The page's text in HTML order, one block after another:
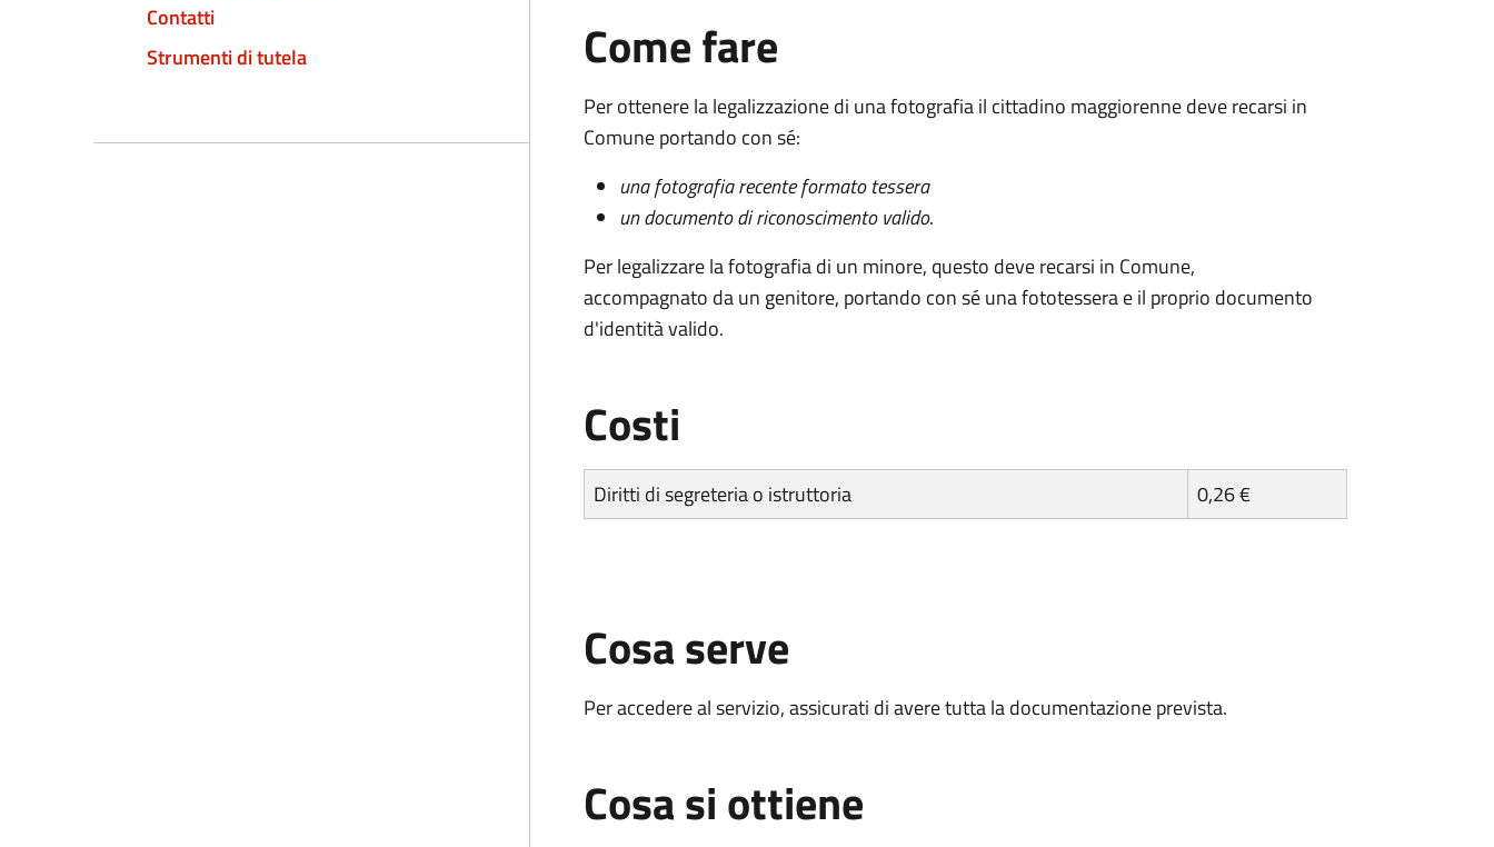
Contatti
Strumenti di tutela
Come fare
Per ottenere la legalizzazione di una fotografia il cittadino maggiorenne deve recarsi in
Comune portando con sé:
una fotografia recente formato tessera
un documento di riconoscimento valido.
Per legalizzare la fotografia di un minore, questo deve recarsi in Comune,
accompagnato da un genitore, portando con sé una fototessera e il proprio documento
d'identità valido.
Costi
Diritti di segreteria o istruttoria 0,26 €
Cosa serve
Per accedere al servizio, assicurati di avere tutta la documentazione prevista.
Cosa si ottiene